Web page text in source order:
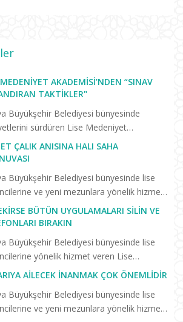
AKADEMISI’NDEN “SINAV
TAKTIKLER"
Büyükşehir Belediyesi bünyesinde
sürdüren Lise Medeniyet
“Birlikte Başaracağız”
yeni eğitim öğretim dönemiyle
ÇALIK ANISINA HALI SAHA
Büyükşehir Belediyesi bünyesinde lise
ve yeni mezunlara yönelik hizmet
Lise Medeniyet Akademisi’nde trafik
hayatını kaybeden Konyasporlu
BÜTÜN UYGULAMALARI SILIN VE
BIRAKIN
Büyükşehir Belediyesi bünyesinde lise
yönelik hizmet veren Lise
Akademisi’nin “Birlikte Başaracağız”
sürüyor. Selçuklu Kongre
düzenlenen “Başarm...
AILECEK İNANMAK ÇOK ÖNEMLIDIR
Büyükşehir Belediyesi bünyesinde lise
ve yeni mezunlara yönelik hizmet